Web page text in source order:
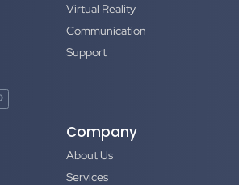
Virtual Reality
Communication
Support
Company
About Us
Services